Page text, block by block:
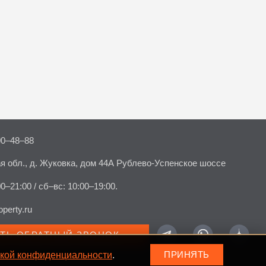
обл., д. Жуковка, дом 44А Рублево-Успенское шоссе
/ сб–вс: 10:00–19:00.
ОБРАТНЫЙ ЗВОНОК
конфиденциальности ПРИНЯТЬ